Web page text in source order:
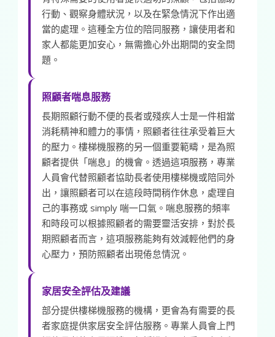
行動、觀察身體狀況，以及在緊急情況下作出適
當的處理。這種全方位的陪同服務，讓使用者和
家人都能更加安心，無需擔心外出期間的安全問
題。
照顧者喘息服務
長期照顧行動不便的長者或殘疾人士是一件相當
消耗精神和體力的事情，照顧者往往承受着巨大
的壓力。樓梯機服務的另一個重要範疇，是為照
顧者提供「喘息」的機會。透過這項服務，專業
人員會代替照顧者協助長者使用樓梯機或陪同外
出，讓照顧者可以在這段時間稍作休息，處理自
己的事務或 simply 喘一口氣。喘息服務的頻率
和時段可以根據照顧者的需要靈活安排，對於長
期照顧者而言，這項服務能夠有效減輕他們的身
心壓力，預防照顧者出現倦怠情況。
家居安全評估及建議
部分提供樓梯機服務的機構，更會為有需要的長
者家庭提供家居安全評估服務。專業人員會上門